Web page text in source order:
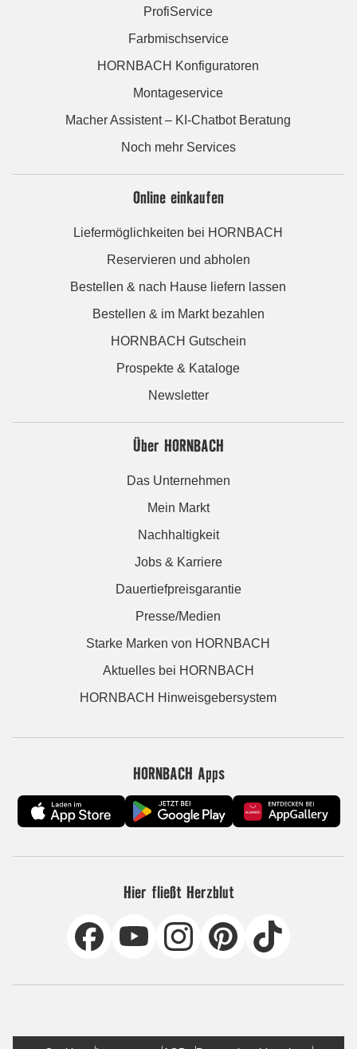
ProfiService
Farbmischservice
HORNBACH Konfiguratoren
Montageservice
Macher Assistent – KI-Chatbot Beratung
Noch mehr Services
Online einkaufen
Liefermöglichkeiten bei HORNBACH
Reservieren und abholen
Bestellen & nach Hause liefern lassen
Bestellen & im Markt bezahlen
HORNBACH Gutschein
Prospekte & Kataloge
Newsletter
Über HORNBACH
Das Unternehmen
Mein Markt
Nachhaltigkeit
Jobs & Karriere
Dauertiefpreisgarantie
Presse/Medien
Starke Marken von HORNBACH
Aktuelles bei HORNBACH
HORNBACH Hinweisgebersystem
HORNBACH Apps
Hier fließt Herzblut